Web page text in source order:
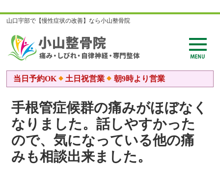
山口宇部で【慢性症状の改善】なら小山整骨院
当日予約OK 土日祝営業 朝9時より営業
手根管症候群の痛みがほぼなく
なりました。話しやすかった
ので、気になっている他の痛
みも相談出来ました。